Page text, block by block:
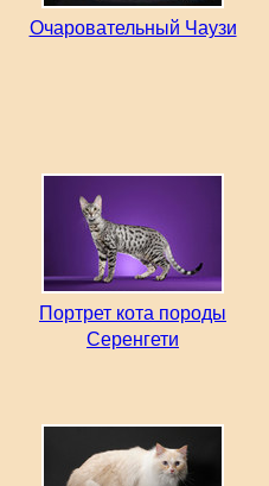
Очаровательный Чаузи
Портрет кота породы
Серенгети